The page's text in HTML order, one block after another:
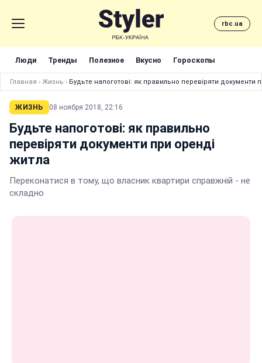
rbc.ua
Люди Тренды Полезное Вкусно Гороскопы
Главная › Жизнь › Будьте напоготові: як правильно перевіряти документи
ЖИЗНЬ 08 ноября 2018, 22:16
Будьте напоготові: як правильно
перевіряти документи при оренді
житла
Переконатися в тому, що власник квартири справжній - не
складно